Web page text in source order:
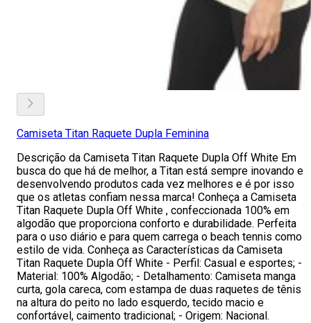
Camiseta Titan Raquete Dupla Feminina
Descrição da Camiseta Titan Raquete Dupla Off White Em
busca do que há de melhor, a Titan está sempre inovando e
desenvolvendo produtos cada vez melhores e é por isso
que os atletas confiam nessa marca! Conheça a Camiseta
Titan Raquete Dupla Off White , confeccionada 100% em
algodão que proporciona conforto e durabilidade. Perfeita
para o uso diário e para quem carrega o beach tennis como
estilo de vida. Conheça as Características da Camiseta
Titan Raquete Dupla Off White - Perfil: Casual e esportes; -
Material: 100% Algodão; - Detalhamento: Camiseta manga
curta, gola careca, com estampa de duas raquetes de tênis
na altura do peito no lado esquerdo, tecido macio e
confortável, caimento tradicional; - Origem: Nacional.